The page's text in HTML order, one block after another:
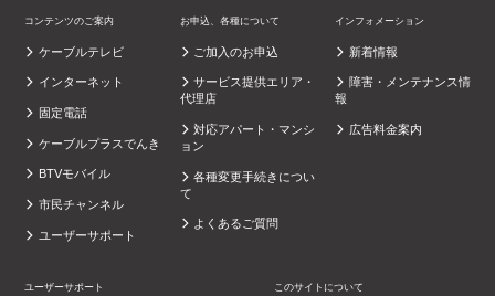
コンテンツのご案内
ケーブルテレビ
インターネット
固定電話
ケーブルプラスでんき
BTVモバイル
市民チャンネル
ユーザーサポート
お申込、各種について
ご加入のお申込
サービス提供エリア・
代理店
対応アパート・マンシ
ョン
各種変更手続きについ
て
よくあるご質問
インフォメーション
新着情報
障害・メンテナンス情
報
広告料金案内
ユーザーサポート このサイトについて